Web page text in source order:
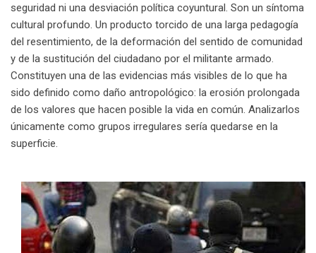
seguridad ni una desviación política coyuntural. Son un síntoma
cultural profundo. Un producto torcido de una larga pedagogía
del resentimiento, de la deformación del sentido de comunidad
y de la sustitución del ciudadano por el militante armado.
Constituyen una de las evidencias más visibles de lo que ha
sido definido como daño antropológico: la erosión prolongada
de los valores que hacen posible la vida en común. Analizarlos
únicamente como grupos irregulares sería quedarse en la
superficie.